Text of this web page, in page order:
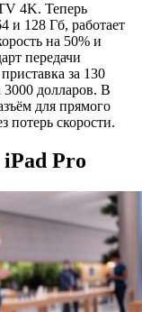
4K. Теперь
и 128 Гб, работает
на 50% и
передачи
за 130
3000 долларов. В
для прямого
потерь скорости.
Pro